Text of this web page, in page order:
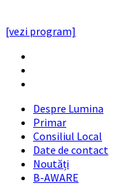
[vezi program]
Despre Lumina
Primar
Consiliul Local
Date de contact
Noutăți
B-AWARE